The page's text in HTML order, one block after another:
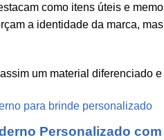
como itens úteis e
a identidade da marca,
um material diferenciado
Personalizado com